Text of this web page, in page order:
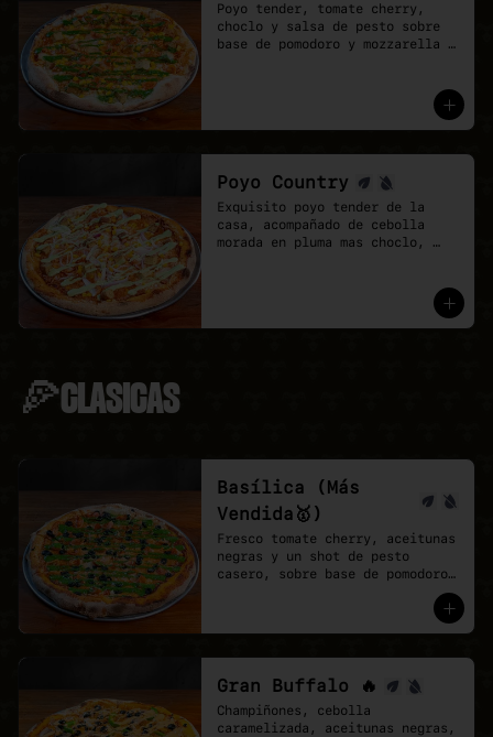
Poyo tender, tomate cherry,
choclo y salsa de pesto sobre
base de pomodoro y mozzarella
Poyo Country
Exquisito poyo tender de la
casa, acompañado de cebolla
morada en pluma mas choclo,
🍕CLASICAS
Basílica (Más
Vendida🥇)
Fresco tomate cherry, aceitunas
negras y un shot de pesto
casero, sobre base de pomodoro
Gran Buffalo 🔥
Champiñones, cebolla
caramelizada, aceitunas negras,